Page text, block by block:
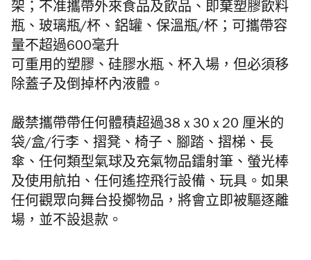
架；不准攜帶外來食品及飲品、即棄塑膠飲料
瓶、玻璃瓶/杯、鋁罐、保溫瓶/杯；可攜帶容
量不超過600毫升
可重用的塑膠、硅膠水瓶、杯入場，但必須移
除蓋子及倒掉杯內液體。
嚴禁攜帶帶任何體積超過38 x 30 x 20 厘米的
袋/盒/行李、摺凳、椅子、腳踏、摺梯、長
傘、任何類型氣球及充氣物品鐳射筆、螢光棒
及使用航拍、任何遙控飛行設備、玩具。如果
任何觀眾向舞台投擲物品，將會立即被驅逐離
場，並不設退款。